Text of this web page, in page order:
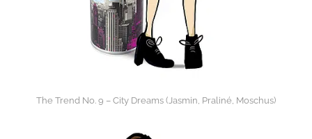
The Trend No. 9 – City Dreams (Jasmin, Praliné, Moschus)